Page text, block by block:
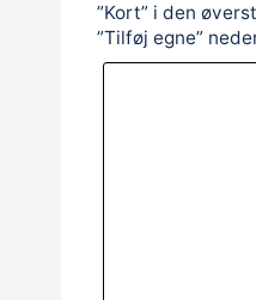
”Kort” i den
”Tilføj egne”